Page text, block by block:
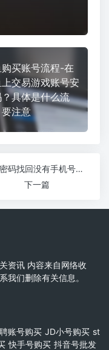
购买账号流程-在
上交易游戏账号安
具体是什么流
注意
咸鱼密码找回没有手机号怎么办？教你轻松解决问题！
下一篇
资讯 内容来自网络收
我们删除有关信息。
账号购买 JD小号购买 st
快手号购买 抖音号批发